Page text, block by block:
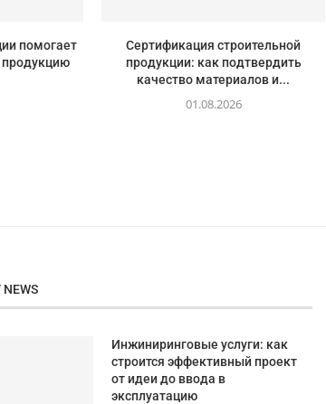
помогает
Сертификация строительной
продукции: как подтвердить
качество материалов и...
01.08.2026
NEWS
Инжиниринговые услуги: как
строится эффективный проект
от идеи до ввода в
эксплуатацию